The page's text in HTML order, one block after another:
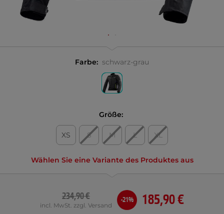
Farbe: schwarz-grau
Größe:
XS S M L XL
Wählen Sie eine Variante des Produktes aus
185,90 €
234,90 €
incl. MwSt. zzgl. Versand
-21%